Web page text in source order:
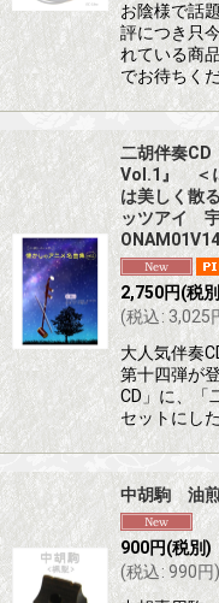
お陰様で話
評につき只
れている商
でお待ちく
二胡伴奏
Vol.1』 ＜
は美しく
ッツアイ
ONAM01V14
2,750円(税
(税込: 3,025
大人気伴奏
第十四弾が
CD」に、「
セットにし
中胡駒 油
900円(税別)
(税込: 990円)